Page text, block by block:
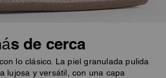
de cerca
lo clásico. La piel granulada pulida
lujosa y versátil, con una capa